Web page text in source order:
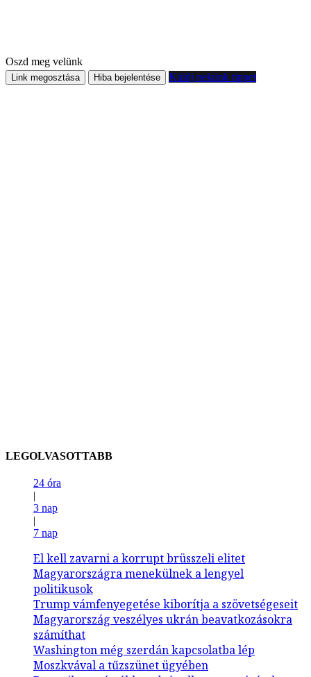
Oszd meg velünk
Link megosztása Hiba bejelentése Küldj nekünk tippet
LEGOLVASOTTABB
24 óra
|
3 nap
|
7 nap